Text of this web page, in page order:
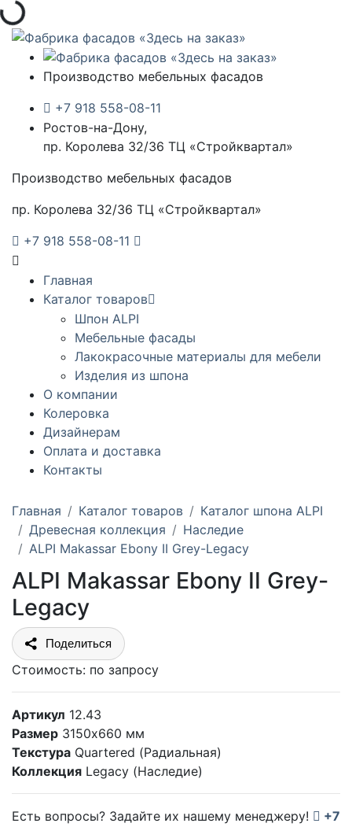
Производство мебельных фасадов
+7 918 558-08-11
Ростов-на-Дону,
пр. Королева 32/36 ТЦ «Стройквартал»
Производство мебельных фасадов
пр. Королева 32/36 ТЦ «Стройквартал»
+7 918 558-08-11
Главная
Каталог товаров
Шпон ALPI
Мебельные фасады
Лакокрасочные материалы для мебели
Изделия из шпона
О компании
Колеровка
Дизайнерам
Оплата и доставка
Контакты
Главная Каталог товаров
Каталог шпона ALPI
Древесная коллекция
Наследие
ALPI Makassar Ebony II Grey-Legacy
ALPI Makassar Ebony II Grey-
Legacy
Поделиться
Стоимость: по запросу
Артикул 12.43
Размер 3150x660 мм
Текстура Quartered (Радиальная)
Коллекция Legacy (Наследие)
Есть вопросы? Задайте их нашему менеджеру!
+7